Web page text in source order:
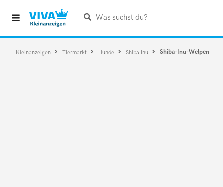
Was suchst du?
Kleinanzeigen Tiermarkt Hunde Shiba Inu Shiba-Inu-Welpen